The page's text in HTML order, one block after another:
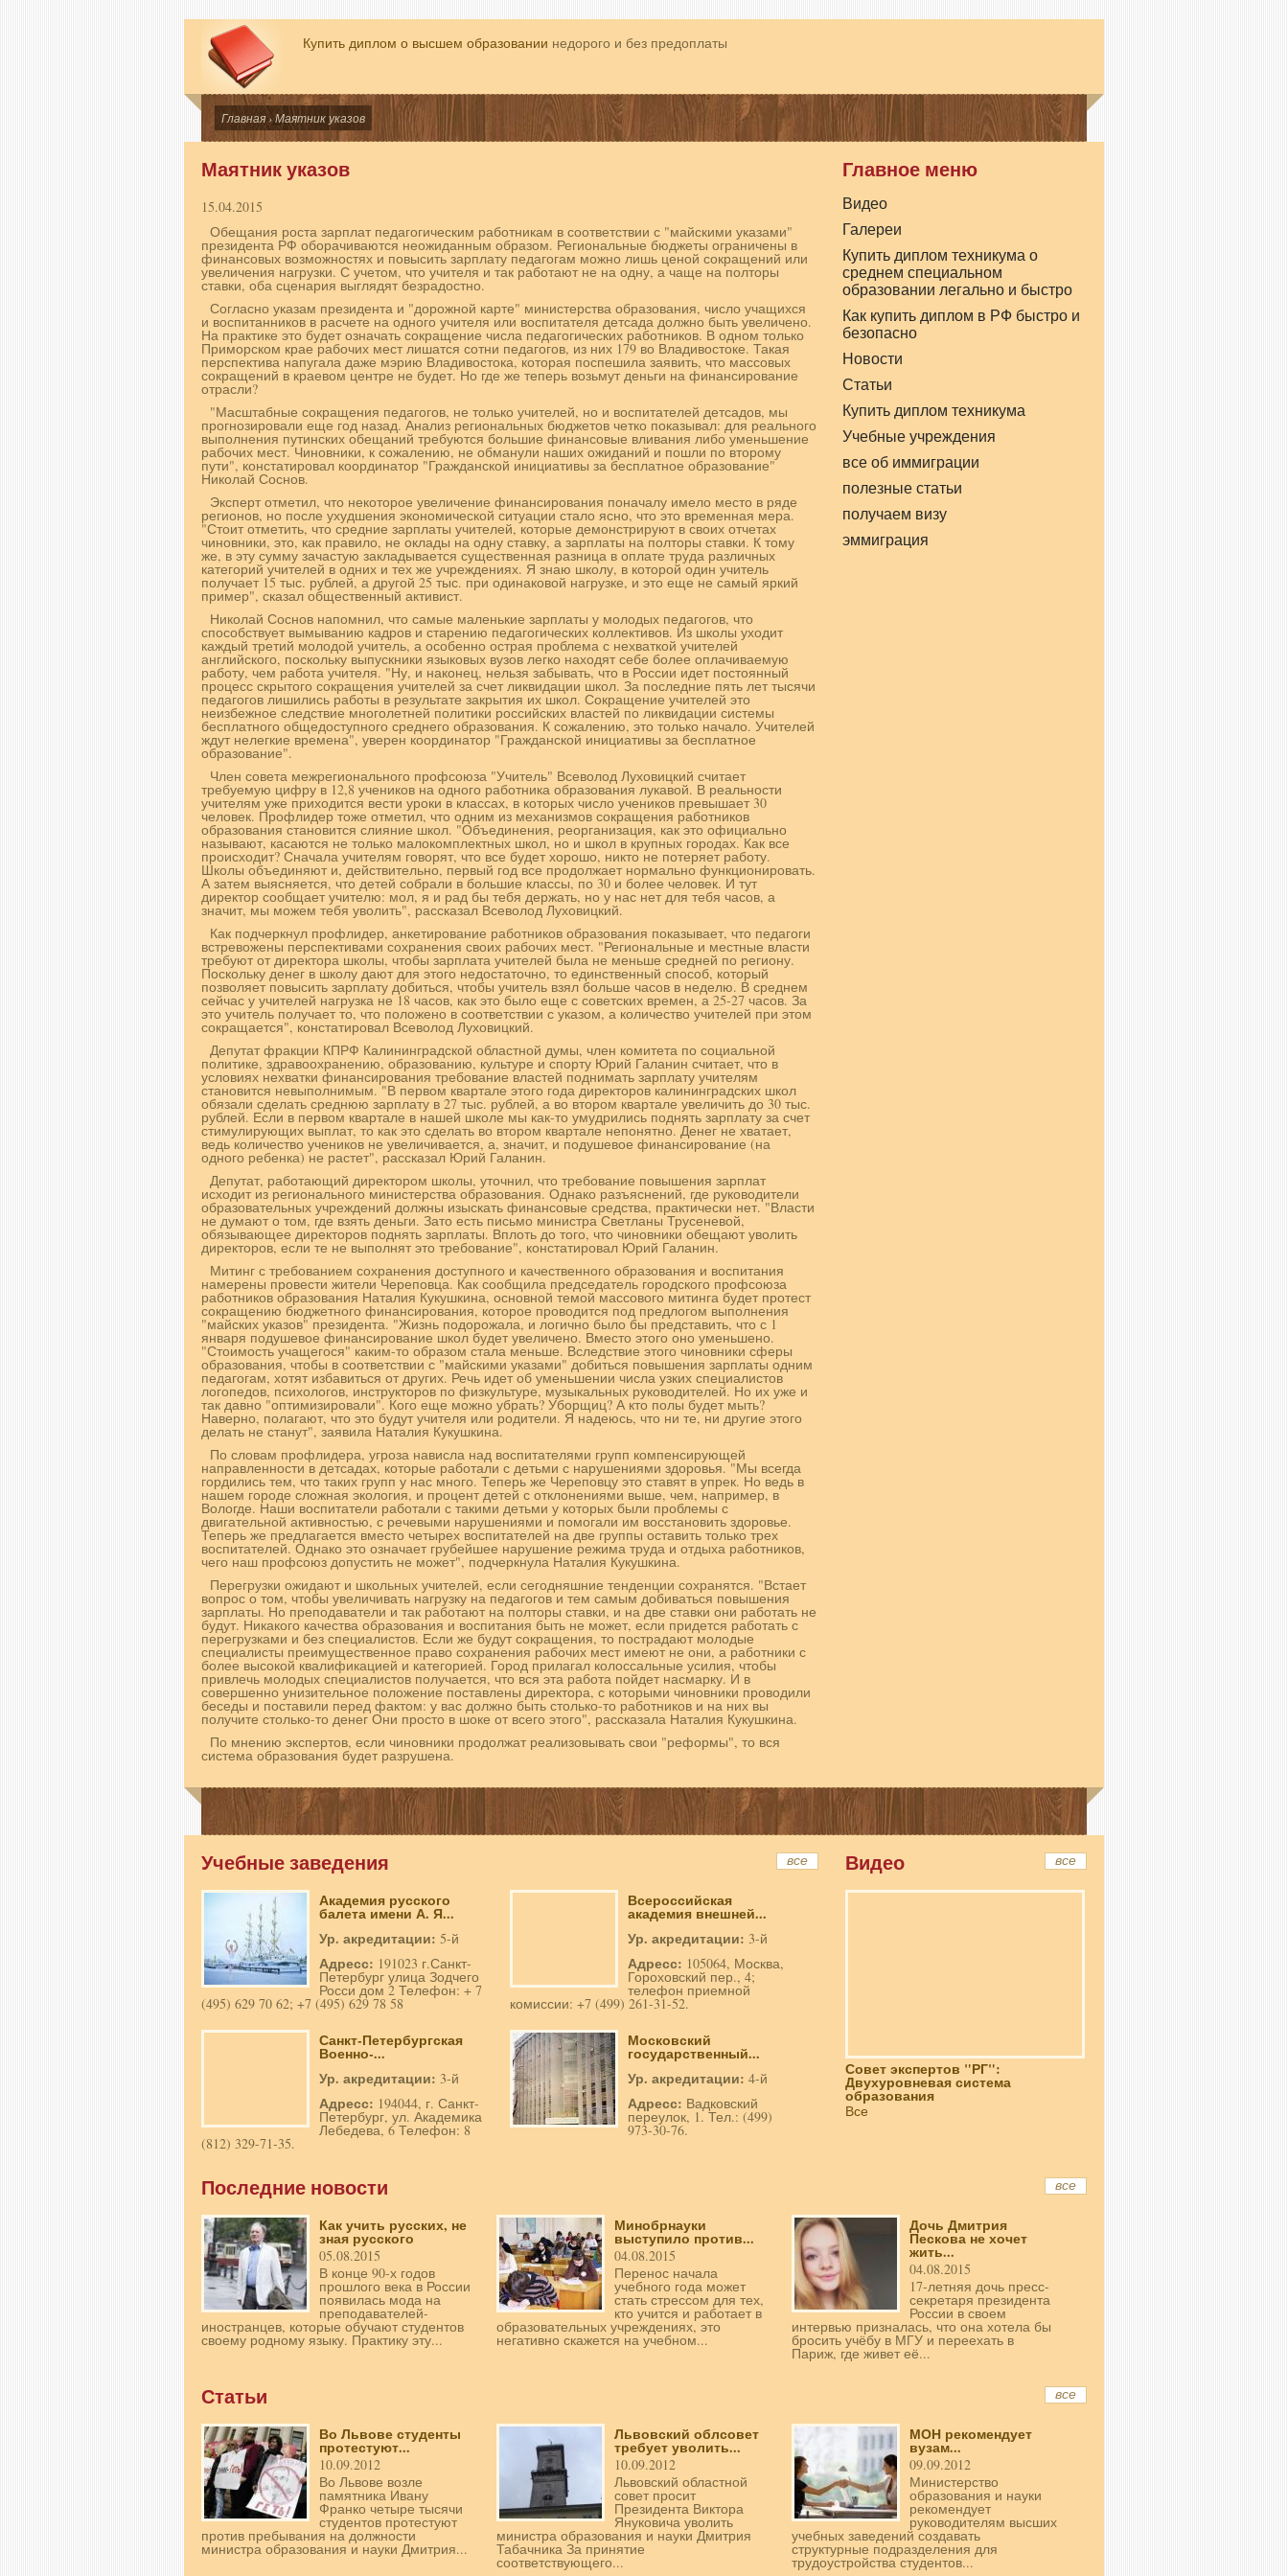
Купить диплом о высшем образовании недорого и без предоплаты
Главная› Маятник указов
Маятник указов
15.04.2015
Обещания роста зарплат педагогическим работникам в соответствии с "майскими указами"
президента РФ оборачиваются неожиданным образом. Региональные бюджеты ограничены в
финансовых возможностях и повысить зарплату педагогам можно лишь ценой сокращений или
увеличения нагрузки. С учетом, что учителя и так работают не на одну, а чаще на полторы
ставки, оба сценария выглядят безрадостно.
Согласно указам президента и "дорожной карте" министерства образования, число учащихся
и воспитанников в расчете на одного учителя или воспитателя детсада должно быть увеличено.
На практике это будет означать сокращение числа педагогических работников. В одном только
Приморском крае рабочих мест лишатся сотни педагогов, из них 179 во Владивостоке. Такая
перспектива напугала даже мэрию Владивостока, которая поспешила заявить, что массовых
сокращений в краевом центре не будет. Но где же теперь возьмут деньги на финансирование
отрасли?
"Масштабные сокращения педагогов, не только учителей, но и воспитателей детсадов, мы
прогнозировали еще год назад. Анализ региональных бюджетов четко показывал: для реального
выполнения путинских обещаний требуются большие финансовые вливания либо уменьшение
рабочих мест. Чиновники, к сожалению, не обманули наших ожиданий и пошли по второму
пути", констатировал координатор "Гражданской инициативы за бесплатное образование"
Николай Соснов.
Эксперт отметил, что некоторое увеличение финансирования поначалу имело место в ряде
регионов, но после ухудшения экономической ситуации стало ясно, что это временная мера.
"Стоит отметить, что средние зарплаты учителей, которые демонстрируют в своих отчетах
чиновники, это, как правило, не оклады на одну ставку, а зарплаты на полторы ставки. К тому
же, в эту сумму зачастую закладывается существенная разница в оплате труда различных
категорий учителей в одних и тех же учреждениях. Я знаю школу, в которой один учитель
получает 15 тыс. рублей, а другой 25 тыс. при одинаковой нагрузке, и это еще не самый яркий
пример", сказал общественный активист.
Николай Соснов напомнил, что самые маленькие зарплаты у молодых педагогов, что
способствует вымыванию кадров и старению педагогических коллективов. Из школы уходит
каждый третий молодой учитель, а особенно острая проблема с нехваткой учителей
английского, поскольку выпускники языковых вузов легко находят себе более оплачиваемую
работу, чем работа учителя. "Ну, и наконец, нельзя забывать, что в России идет постоянный
процесс скрытого сокращения учителей за счет ликвидации школ. За последние пять лет тысячи
педагогов лишились работы в результате закрытия их школ. Сокращение учителей это
неизбежное следствие многолетней политики российских властей по ликвидации системы
бесплатного общедоступного среднего образования. К сожалению, это только начало. Учителей
ждут нелегкие времена", уверен координатор "Гражданской инициативы за бесплатное
образование".
Член совета межрегионального профсоюза "Учитель" Всеволод Луховицкий считает
требуемую цифру в 12,8 учеников на одного работника образования лукавой. В реальности
учителям уже приходится вести уроки в классах, в которых число учеников превышает 30
человек. Профлидер тоже отметил, что одним из механизмов сокращения работников
образования становится слияние школ. "Объединения, реорганизация, как это официально
называют, касаются не только малокомплектных школ, но и школ в крупных городах. Как все
происходит? Сначала учителям говорят, что все будет хорошо, никто не потеряет работу.
Школы объединяют и, действительно, первый год все продолжает нормально функционировать.
А затем выясняется, что детей собрали в большие классы, по 30 и более человек. И тут
директор сообщает учителю: мол, я и рад бы тебя держать, но у нас нет для тебя часов, а
значит, мы можем тебя уволить", рассказал Всеволод Луховицкий.
Как подчеркнул профлидер, анкетирование работников образования показывает, что педагоги
встревожены перспективами сохранения своих рабочих мест. "Региональные и местные власти
требуют от директора школы, чтобы зарплата учителей была не меньше средней по региону.
Поскольку денег в школу дают для этого недостаточно, то единственный способ, который
позволяет повысить зарплату добиться, чтобы учитель взял больше часов в неделю. В среднем
сейчас у учителей нагрузка не 18 часов, как это было еще с советских времен, а 25-27 часов. За
это учитель получает то, что положено в соответствии с указом, а количество учителей при этом
сокращается", констатировал Всеволод Луховицкий.
Депутат фракции КПРФ Калининградской областной думы, член комитета по социальной
политике, здравоохранению, образованию, культуре и спорту Юрий Галанин считает, что в
условиях нехватки финансирования требование властей поднимать зарплату учителям
становится невыполнимым. "В первом квартале этого года директоров калининградских школ
обязали сделать среднюю зарплату в 27 тыс. рублей, а во втором квартале увеличить до 30 тыс.
рублей. Если в первом квартале в нашей школе мы как-то умудрились поднять зарплату за счет
стимулирующих выплат, то как это сделать во втором квартале непонятно. Денег не хватает,
ведь количество учеников не увеличивается, а, значит, и подушевое финансирование (на
одного ребенка) не растет", рассказал Юрий Галанин.
Депутат, работающий директором школы, уточнил, что требование повышения зарплат
исходит из регионального министерства образования. Однако разъяснений, где руководители
образовательных учреждений должны изыскать финансовые средства, практически нет. "Власти
не думают о том, где взять деньги. Зато есть письмо министра Светланы Трусеневой,
обязывающее директоров поднять зарплаты. Вплоть до того, что чиновники обещают уволить
директоров, если те не выполнят это требование", констатировал Юрий Галанин.
Митинг с требованием сохранения доступного и качественного образования и воспитания
намерены провести жители Череповца. Как сообщила председатель городского профсоюза
работников образования Наталия Кукушкина, основной темой массового митинга будет протест
сокращению бюджетного финансирования, которое проводится под предлогом выполнения
"майских указов" президента. "Жизнь подорожала, и логично было бы представить, что с 1
января подушевое финансирование школ будет увеличено. Вместо этого оно уменьшено.
"Стоимость учащегося" каким-то образом стала меньше. Вследствие этого чиновники сферы
образования, чтобы в соответствии с "майскими указами" добиться повышения зарплаты одним
педагогам, хотят избавиться от других. Речь идет об уменьшении числа узких специалистов
логопедов, психологов, инструкторов по физкультуре, музыкальных руководителей. Но их уже и
так давно "оптимизировали". Кого еще можно убрать? Уборщиц? А кто полы будет мыть?
Наверно, полагают, что это будут учителя или родители. Я надеюсь, что ни те, ни другие этого
делать не станут", заявила Наталия Кукушкина.
По словам профлидера, угроза нависла над воспитателями групп компенсирующей
направленности в детсадах, которые работали с детьми с нарушениями здоровья. "Мы всегда
гордились тем, что таких групп у нас много. Теперь же Череповцу это ставят в упрек. Но ведь в
нашем городе сложная экология, и процент детей с отклонениями выше, чем, например, в
Вологде. Наши воспитатели работали с такими детьми у которых были проблемы с
двигательной активностью, с речевыми нарушениями и помогали им восстановить здоровье.
Теперь же предлагается вместо четырех воспитателей на две группы оставить только трех
воспитателей. Однако это означает грубейшее нарушение режима труда и отдыха работников,
чего наш профсоюз допустить не может", подчеркнула Наталия Кукушкина.
Перегрузки ожидают и школьных учителей, если сегодняшние тенденции сохранятся. "Встает
вопрос о том, чтобы увеличивать нагрузку на педагогов и тем самым добиваться повышения
зарплаты. Но преподаватели и так работают на полторы ставки, и на две ставки они работать не
будут. Никакого качества образования и воспитания быть не может, если придется работать с
перегрузками и без специалистов. Если же будут сокращения, то пострадают молодые
специалисты преимущественное право сохранения рабочих мест имеют не они, а работники с
более высокой квалификацией и категорией. Город прилагал колоссальные усилия, чтобы
привлечь молодых специалистов получается, что вся эта работа пойдет насмарку. И в
совершенно унизительное положение поставлены директора, с которыми чиновники проводили
беседы и поставили перед фактом: у вас должно быть столько-то работников и на них вы
получите столько-то денег Они просто в шоке от всего этого", рассказала Наталия Кукушкина.
По мнению экспертов, если чиновники продолжат реализовывать свои "реформы", то вся
система образования будет разрушена.
Главное меню
Видео
Галереи
Купить диплом техникума о
среднем специальном
образовании легально и быстро
Как купить диплом в РФ быстро и
безопасно
Новости
Статьи
Купить диплом техникума
Учебные учреждения
все об иммиграции
полезные статьи
получаем визу
эммиграция
все
Учебные заведения
Академия русского
балета имени А. Я...
Ур. акредитации: 5-й
Адресс: 191023 г.Санкт-
Петербург улица Зодчего
Росси дом 2 Телефон: + 7
(495) 629 70 62; +7 (495) 629 78 58
Всероссийская
академия внешней...
Ур. акредитации: 3-й
Адресс: 105064, Москва,
Гороховский пер., 4;
телефон приемной
комиссии: +7 (499) 261-31-52.
Санкт-Петербургская
Военно-...
Ур. акредитации: 3-й
Адресс: 194044, г. Санкт-
Петербург, ул. Академика
Лебедева, 6 Телефон: 8
(812) 329-71-35.
Московский
государственный...
Ур. акредитации: 4-й
Адресс: Вадковский
переулок, 1. Тел.: (499)
973-30-76.
все
Видео
Совет экспертов "РГ":
Двухуровневая система
образования
Все
все
Последние новости
Как учить русских, не
зная русского
05.08.2015
В конце 90-х годов
прошлого века в России
появилась мода на
преподавателей-
иностранцев, которые обучают студентов
своему родному языку. Практику эту...
Минобрнауки
выступило против...
04.08.2015
Перенос начала
учебного года может
стать стрессом для тех,
кто учится и работает в
образовательных учреждениях, это
негативно скажется на учебном...
Дочь Дмитрия
Пескова не хочет
жить...
04.08.2015
17-летняя дочь пресс-
секретаря президента
России в своем
интервью призналась, что она хотела бы
бросить учёбу в МГУ и переехать в
Париж, где живет её...
все
Статьи
Во Львове студенты
протестуют...
10.09.2012
Во Львове возле
памятника Ивану
Франко четыре тысячи
студентов протестуют
против пребывания на должности
министра образования и науки Дмитрия...
Львовский облсовет
требует уволить...
10.09.2012
Львовский областной
совет просит
Президента Виктора
Януковича уволить
министра образования и науки Дмитрия
Табачника За принятие
соответствующего...
МОН рекомендует
вузам...
09.09.2012
Министерство
образования и науки
рекомендует
руководителям высших
учебных заведений создавать
структурные подразделения для
трудоустройства студентов...